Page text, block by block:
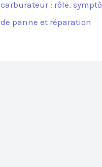
carburateur : rôle,
de panne et réparation